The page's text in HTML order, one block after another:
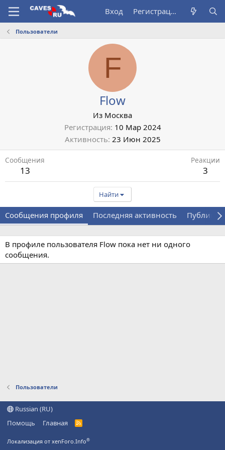
Вход Регистрация
Пользователи
F
Flow
Из Москва
Регистрация 10 Мар 2024
Активность 23 Июн 2025
Сообщения
13
Реакции
3
Найти
Сообщения профиля Последняя активность
В профиле пользователя Flow пока нет ни одного
сообщения.
Пользователи
Russian (RU)
Помощь
Главная
R
Локализация от xenForo.Info®